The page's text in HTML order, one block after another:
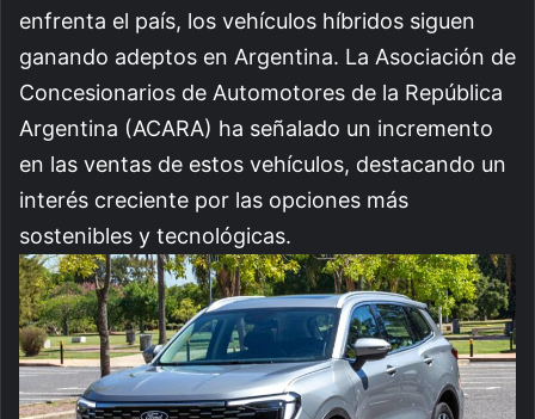
enfrenta el país, los vehículos híbridos siguen
ganando adeptos en Argentina. La Asociación de
Concesionarios de Automotores de la República
Argentina (ACARA) ha señalado un incremento
en las ventas de estos vehículos, destacando un
interés creciente por las opciones más
sostenibles y tecnológicas.